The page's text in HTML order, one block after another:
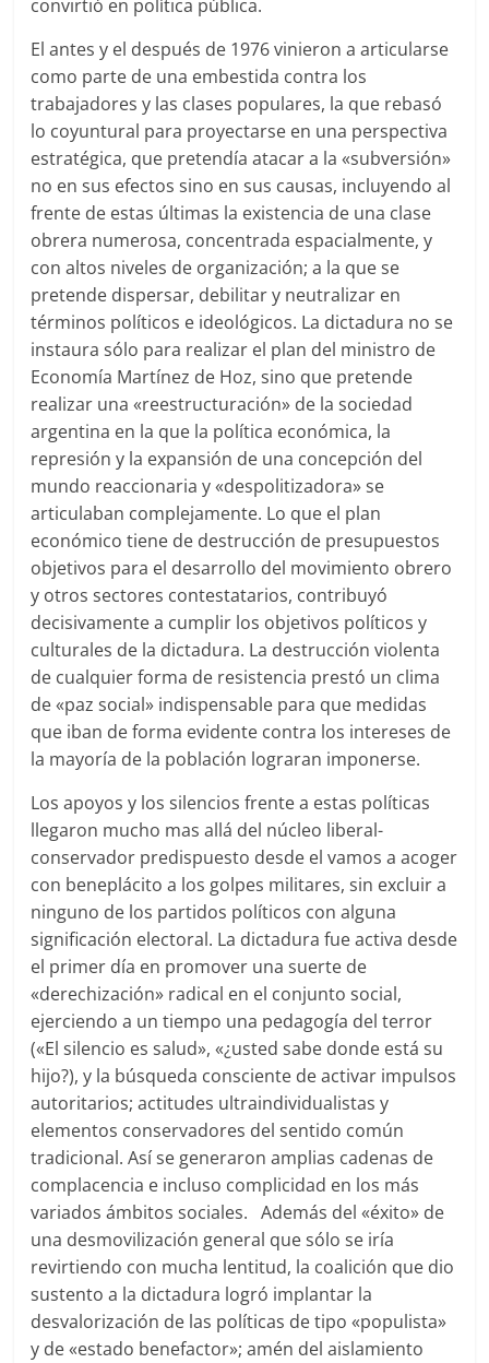
convirtió en política pública.
El antes y el después de 1976 vinieron a articularse
como parte de una embestida contra los
trabajadores y las clases populares, la que rebasó
lo coyuntural para proyectarse en una perspectiva
estratégica, que pretendía atacar a la «subversión»
no en sus efectos sino en sus causas, incluyendo al
frente de estas últimas la existencia de una clase
obrera numerosa, concentrada espacialmente, y
con altos niveles de organización; a la que se
pretende dispersar, debilitar y neutralizar en
términos políticos e ideológicos. La dictadura no se
instaura sólo para realizar el plan del ministro de
Economía Martínez de Hoz, sino que pretende
realizar una «reestructuración» de la sociedad
argentina en la que la política económica, la
represión y la expansión de una concepción del
mundo reaccionaria y «despolitizadora» se
articulaban complejamente. Lo que el plan
económico tiene de destrucción de presupuestos
objetivos para el desarrollo del movimiento obrero
y otros sectores contestatarios, contribuyó
decisivamente a cumplir los objetivos políticos y
culturales de la dictadura. La destrucción violenta
de cualquier forma de resistencia prestó un clima
de «paz social» indispensable para que medidas
que iban de forma evidente contra los intereses de
la mayoría de la población lograran imponerse.
Los apoyos y los silencios frente a estas políticas
llegaron mucho mas allá del núcleo liberal-
conservador predispuesto desde el vamos a acoger
con beneplácito a los golpes militares, sin excluir a
ninguno de los partidos políticos con alguna
significación electoral. La dictadura fue activa desde
el primer día en promover una suerte de
«derechización» radical en el conjunto social,
ejerciendo a un tiempo una pedagogía del terror
(«El silencio es salud», «¿usted sabe donde está su
hijo?), y la búsqueda consciente de activar impulsos
autoritarios; actitudes ultraindividualistas y
elementos conservadores del sentido común
tradicional. Así se generaron amplias cadenas de
complacencia e incluso complicidad en los más
variados ámbitos sociales. Además del «éxito» de
una desmovilización general que sólo se iría
revirtiendo con mucha lentitud, la coalición que dio
sustento a la dictadura logró implantar la
desvalorización de las políticas de tipo «populista»
y de «estado benefactor»; amén del aislamiento